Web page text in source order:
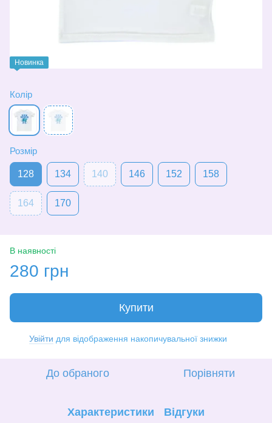
Новинка
Колір
Розмір
128 134 140 146 152 158
164 170
В наявності
280 грн
Купити
Увійти для відображення накопичувальної знижки
До обраного Порівняти
Характеристики Відгуки